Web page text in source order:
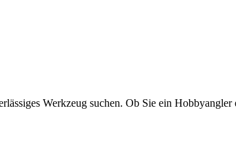
Werkzeug suchen. Ob Sie ein